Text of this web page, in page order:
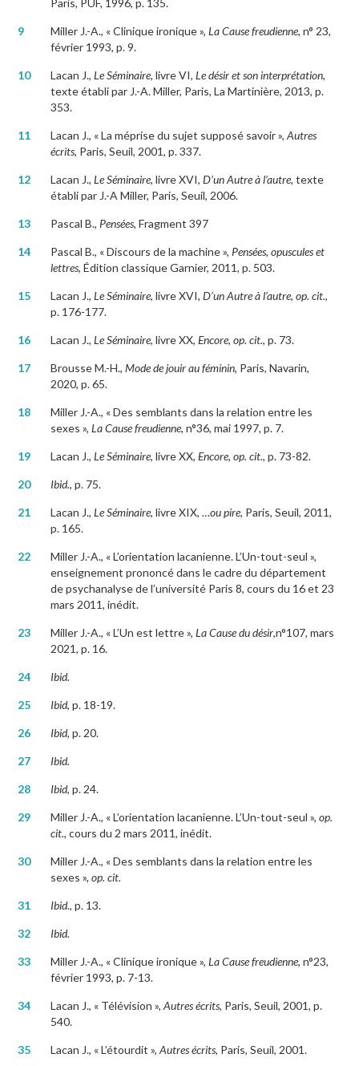
Paris, PUF, 1996, p. 135.
9 Miller J.-A., « Clinique ironique »,La Cause freudienne, n° 23,
février 1993, p. 9.
10 Lacan J.,Le Séminaire,livre VI, Le désir et son interprétation,
texte établi par J.-A. Miller, Paris, La Martinière, 2013, p.
353.
11 Lacan J., « La méprise du sujet supposé savoir »,Autres
écrits, Paris, Seuil, 2001, p. 337.
12 Lacan J.,Le Séminaire, livre XVI,D’un Autre à l’autre, texte
établi par J.-A Miller, Paris, Seuil, 2006.
13 Pascal B.,Pensées, Fragment 397
14 Pascal B., « Discours de la machine »,Pensées, opuscules et
lettres, Édition classique Garnier, 2011, p. 503.
15 Lacan J.,Le Séminaire, livre XVI, D’un Autre à l’autre, op. cit.,
p. 176-177.
16 Lacan J.,Le Séminaire, livre XX,Encore,op. cit., p. 73.
17 Brousse M.-H.,Mode de jouir au féminin, Paris, Navarin,
2020, p. 65.
18
Miller J.-A., « Des semblants dans la relation entre les
sexes »,La Cause freudienne, n°36, mai 1997, p. 7.
19 Lacan J.,Le Séminaire, livre XX,Encore,op. cit., p. 73-82.
20 Ibid., p. 75.
21 Lacan J.,Le Séminaire,livre XIX, …ou pire, Paris, Seuil, 2011,
p. 165.
22
Miller J.-A., « L’orientation lacanienne. L’Un-tout-seul »,
enseignement prononcé dans le cadre du département
de psychanalyse de l’université Paris 8, cours du 16 et 23
mars 2011, inédit.
23 Miller J.-A., « L’Un est lettre »,La Cause du désir,n°107, mars
2021, p. 16.
24 Ibid.
25 Ibid, p. 18-19.
26 Ibid,p. 20.
27 Ibid.
28 Ibid, p. 24.
29 Miller J.-A., « L’orientation lacanienne. L’Un-tout-seul »,op.
cit., cours du 2 mars 2011, inédit.
30
Miller J.-A., « Des semblants dans la relation entre les
sexes »,op. cit.
31 Ibid., p. 13.
32 Ibid.
33 Miller J.-A., « Clinique ironique »,La Cause freudienne, n°23,
février 1993, p. 7-13.
34 Lacan J., « Télévision »,Autres écrits, Paris, Seuil, 2001, p.
540.
35 Lacan J., « L’étourdit »,Autres écrits, Paris, Seuil, 2001.